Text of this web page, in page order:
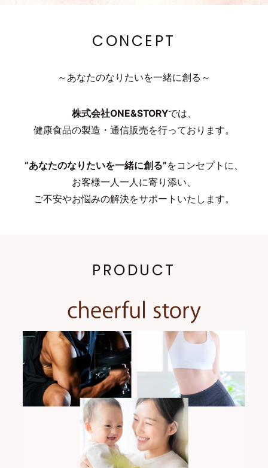
CONCEPT
～あなたのなりたいを一緒に創る～
株式会社ONE&STORYでは、
健康食品の製造・通信販売を行っております。
“あなたのなりたいを一緒に創る”をコンセプトに、
お客様一人一人に寄り添い、
ご不安やお悩みの解決をサポートいたします。
PRODUCT